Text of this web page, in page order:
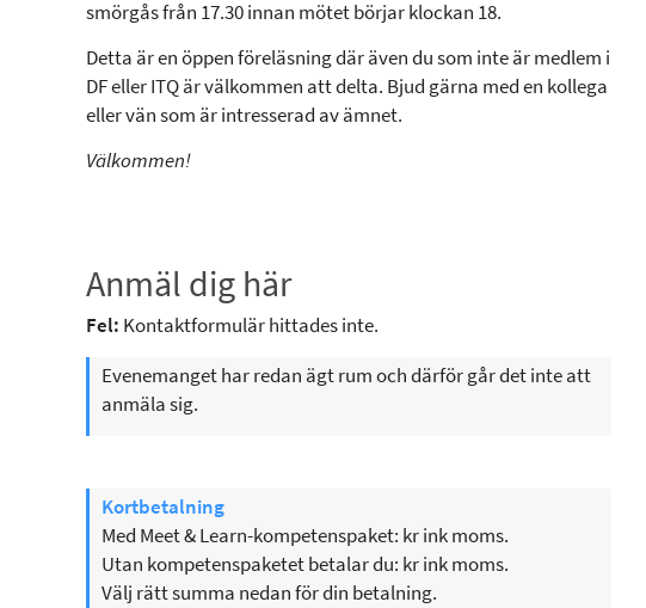
smörgås från 17.30 innan mötet börjar klockan 18.
Detta är en öppen föreläsning där även du som inte är medlem i
DF eller ITQ är välkommen att delta. Bjud gärna med en kollega
eller vän som är intresserad av ämnet.
Välkommen!
Anmäl dig här
Fel: Kontaktformulär hittades inte.
Evenemanget har redan ägt rum och därför går det inte att
anmäla sig.
Kortbetalning
Med Meet & Learn-kompetenspaket: kr ink moms.
Utan kompetenspaketet betalar du: kr ink moms.
Välj rätt summa nedan för din betalning.